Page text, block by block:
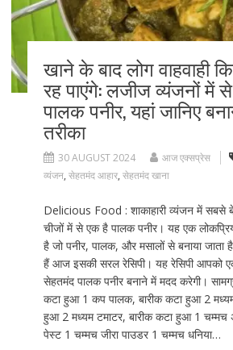
खाने के बाद लोग वाहवाही
रह पाएंगे: लजीज व्यंजनों में
पालक पनीर, यहां जानिए
तरीका
30 AUGUST 2024 आज एक्सप्रेस
व्यंजन, सेहतमंद आहार, सेहतमंद खाना
Delicious Food : शाकाहारी व्यंजन में सबसे
चीजों में से एक है पालक पनीर। यह एक
है जो पनीर, पालक, और मसालों से बनाया
हैं आज इसकी सरल रेसिपी। यह रेसिपी आपको
सेहतमंद पालक पनीर बनाने में मदद करेगी।
कटा हुआ 1 कप पालक, बारीक कटा हुआ 2 मध्यम
हुआ 2 मध्यम टमाटर, बारीक कटा हुआ 1
पेस्ट 1 चम्मच जीरा पाउडर 1 चम्मच धनिया…